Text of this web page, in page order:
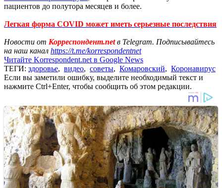
пациентов до полутора месяцев и более.
Легкая форма COVID может иметь серьезные последствия
Новости от Корреспондент.netв Telegram. Подписывайтесь
на наш канал https://t.me/korrespondentnet
Читайте Korrespondent.net в Google News
ТЕГИ: здоровье, видео, советы, Комаровский, Коронавирус
Если вы заметили ошибку, выделите необходимый текст и
нажмите Ctrl+Enter, чтобы сообщить об этом редакции.